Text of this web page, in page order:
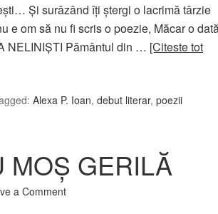
Şi surâzând îţi ştergi o lacrimă târzie
e om să nu fi scris o poezie, Măcar o
NELINIŞTI Pământul din … [Citeste tot
Alexa P. Ioan, debut literar, poezii
MOŞ GERILĂ
a Comment